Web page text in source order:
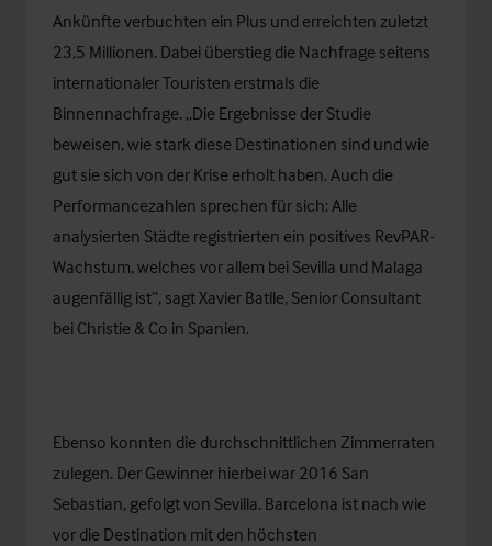
Ankünfte verbuchten ein Plus und erreichten zuletzt
23,5 Millionen. Dabei überstieg die Nachfrage seitens
internationaler Touristen erstmals die
Binnennachfrage. „Die Ergebnisse der Studie
beweisen, wie stark diese Destinationen sind und wie
gut sie sich von der Krise erholt haben. Auch die
Performancezahlen sprechen für sich: Alle
analysierten Städte registrierten ein positives RevPAR-
Wachstum, welches vor allem bei Sevilla und Malaga
augenfällig ist”, sagt Xavier Batlle, Senior Consultant
bei Christie & Co in Spanien.
Ebenso konnten die durchschnittlichen Zimmerraten
zulegen. Der Gewinner hierbei war 2016 San
Sebastian, gefolgt von Sevilla. Barcelona ist nach wie
vor die Destination mit den höchsten